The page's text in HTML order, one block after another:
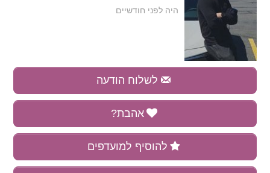
היה לפני חודשיים
לשלוח הודעה
אהבת?
להוסיף למועדפים